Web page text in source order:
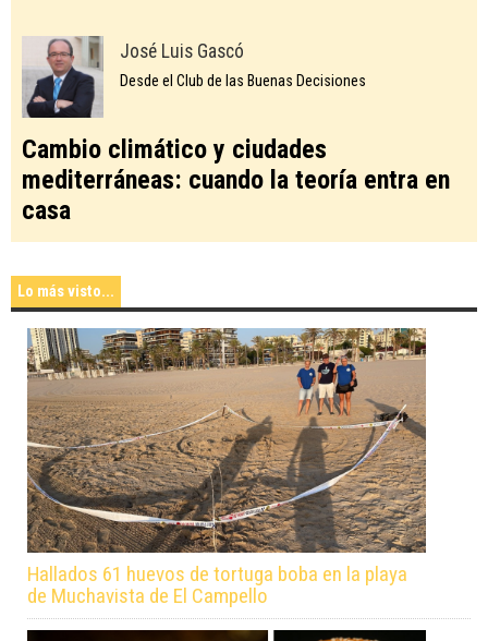
José Luis Gascó
Desde el Club de las Buenas Decisiones
Cambio climático y ciudades
mediterráneas: cuando la teoría entra en
casa
Lo más visto...
Hallados 61 huevos de tortuga boba en la playa
de Muchavista de El Campello